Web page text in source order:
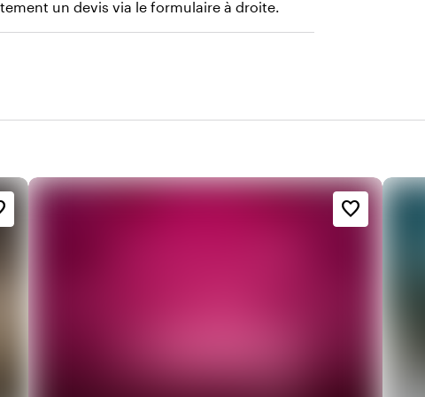
un devis via le formulaire à droite.
favorite_border